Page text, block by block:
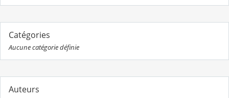
Catégories
Aucune catégorie définie
Auteurs